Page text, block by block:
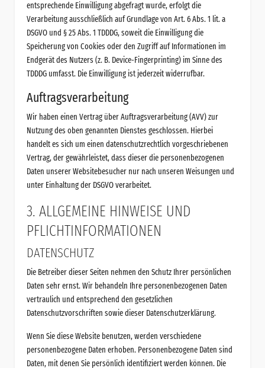
entsprechende Einwilligung abgefragt wurde, erfolgt die
Verarbeitung ausschließlich auf Grundlage von Art. 6 Abs. 1 lit. a
DSGVO und § 25 Abs. 1 TDDDG, soweit die Einwilligung die
Speicherung von Cookies oder den Zugriff auf Informationen im
Endgerät des Nutzers (z. B. Device-Fingerprinting) im Sinne des
TDDDG umfasst. Die Einwilligung ist jederzeit widerrufbar.
Auftragsverarbeitung
Wir haben einen Vertrag über Auftragsverarbeitung (AVV) zur
Nutzung des oben genannten Dienstes geschlossen. Hierbei
handelt es sich um einen datenschutzrechtlich vorgeschriebenen
Vertrag, der gewährleistet, dass dieser die personenbezogenen
Daten unserer Websitebesucher nur nach unseren Weisungen und
unter Einhaltung der DSGVO verarbeitet.
3. ALLGEMEINE HINWEISE UND
PFLICHT­INFORMATIONEN
DATENSCHUTZ
Die Betreiber dieser Seiten nehmen den Schutz Ihrer persönlichen
Daten sehr ernst. Wir behandeln Ihre personenbezogenen Daten
vertraulich und entsprechend den gesetzlichen
Datenschutzvorschriften sowie dieser Datenschutzerklärung.
Wenn Sie diese Website benutzen, werden verschiedene
personenbezogene Daten erhoben. Personenbezogene Daten sind
Daten, mit denen Sie persönlich identifiziert werden können. Die